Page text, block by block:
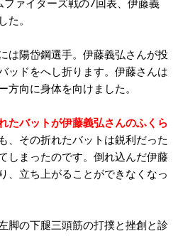
ァイターズ戦の7回表、伊藤義
た。
は陽岱鋼選手。伊藤義弘さんが投
ッドをへし折ります。伊藤さんは
方向に身体を向けました。
たバットが伊藤義弘さんのふくら
、その折れたバットは鋭利だった
しまったのです。倒れ込んだ伊藤
、立ち上がることができなくなっ
脚の下腿三頭筋の打撲と挫創と診